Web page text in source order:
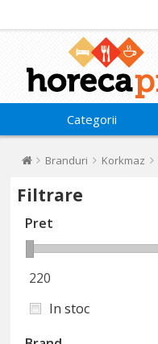
Categorii
Branduri Korkmaz
Filtrare
Pret
220
In stoc